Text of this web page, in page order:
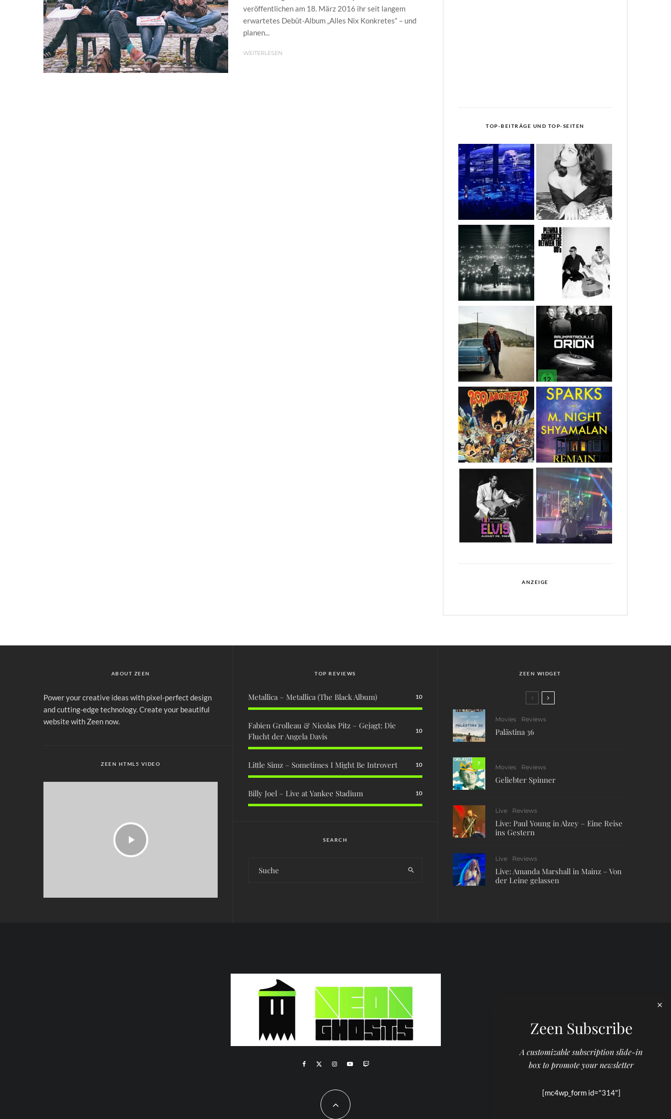
veröffentlichen am 18. März 2016 ihr seit langem
erwartetes Debüt-Album „Alles Nix Konkretes“ – und
planen...
WEITERLESEN
TOP-BEITRÄGE UND TOP-SEITEN
ANZEIGE
ABOUT ZEEN
Power your creative ideas with pixel-perfect design
and cutting-edge technology. Create your beautiful
website with Zeen now.
ZEEN HTML5 VIDEO
TOP REVIEWS
Metallica – Metallica (The Black Album) 10
Fabien Grolleau & Nicolas Pitz – Gejagt: Die
Flucht der Angela Davis
10
Little Simz – Sometimes I Might Be Introvert 10
Billy Joel – Live at Yankee Stadium 10
SEARCH
ZEEN WIDGET
Movies Reviews
Palästina 36
7
Movies Reviews
Geliebter Spinner
Live Reviews
Live: Paul Young in Alzey – Eine Reise
ins Gestern
Live Reviews
Live: Amanda Marshall in Mainz – Von
der Leine gelassen
Zeen Subscribe
A customizable subscription slide-in
box to promote your newsletter
[mc4wp_form id="314"]